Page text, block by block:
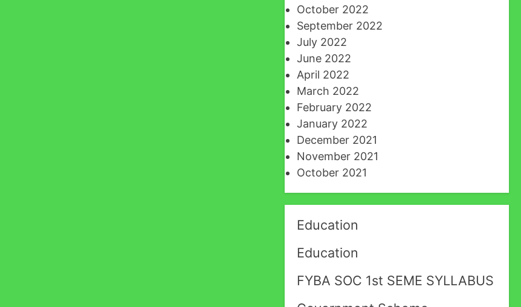
October 2022
September 2022
July 2022
June 2022
April 2022
March 2022
February 2022
January 2022
December 2021
November 2021
October 2021
Education
Education
FYBA SOC 1st SEME SYLLABUS